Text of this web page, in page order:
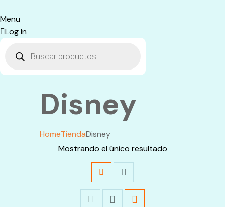
Menu
Log In
productos
Disney
HomeTiendaDisney
Mostrando el único resultado